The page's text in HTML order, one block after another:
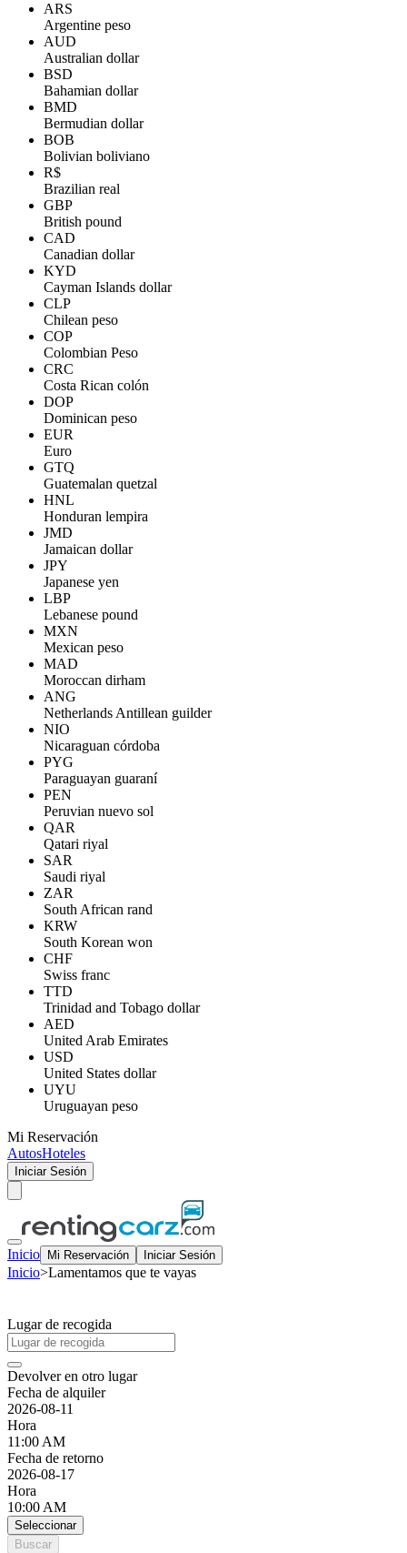
ARS
Argentine peso
AUD
Australian dollar
BSD
Bahamian dollar
BMD
Bermudian dollar
BOB
Bolivian boliviano
R$
Brazilian real
GBP
British pound
CAD
Canadian dollar
KYD
Cayman Islands dollar
CLP
Chilean peso
COP
Colombian Peso
CRC
Costa Rican colón
DOP
Dominican peso
EUR
Euro
GTQ
Guatemalan quetzal
HNL
Honduran lempira
JMD
Jamaican dollar
JPY
Japanese yen
LBP
Lebanese pound
MXN
Mexican peso
MAD
Moroccan dirham
ANG
Netherlands Antillean guilder
NIO
Nicaraguan córdoba
PYG
Paraguayan guaraní
PEN
Peruvian nuevo sol
QAR
Qatari riyal
SAR
Saudi riyal
ZAR
South African rand
KRW
South Korean won
CHF
Swiss franc
TTD
Trinidad and Tobago dollar
AED
United Arab Emirates
USD
United States dollar
UYU
Uruguayan peso
Mi Reservación
AutosHoteles
Iniciar Sesión
Inicio Mi Reservación Iniciar Sesión
Inicio>Lamentamos que te vayas
Lugar de recogida
Devolver en otro lugar
Fecha de alquiler
2026-08-11
Hora
11:00 AM
Fecha de retorno
2026-08-17
Hora
10:00 AM
Seleccionar
Buscar